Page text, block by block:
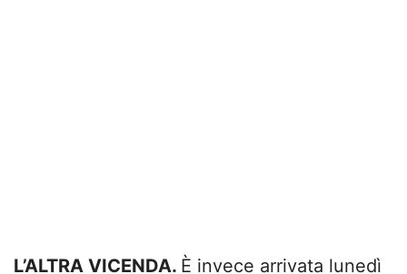
L’ALTRA VICENDA. È invece arrivata lunedì